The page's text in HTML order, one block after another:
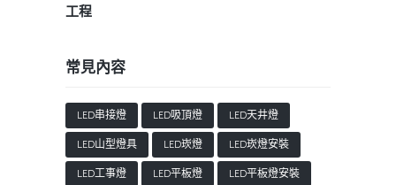
工程
常見內容
LED串接燈 LED吸頂燈
LED天井燈
LED山型燈具
LED崁燈
LED崁燈安裝
LED工事燈
LED平板燈
LED平板燈安裝